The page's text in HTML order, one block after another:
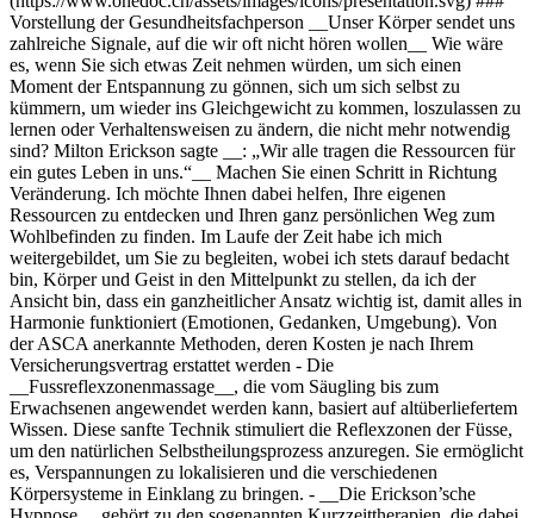
Vorstellung der Gesundheitsfachperson __Unser Körper sendet uns
zahlreiche Signale, auf die wir oft nicht hören wollen__ Wie wäre
es, wenn Sie sich etwas Zeit nehmen würden, um sich einen
Moment der Entspannung zu gönnen, sich um sich selbst zu
kümmern, um wieder ins Gleichgewicht zu kommen, loszulassen zu
lernen oder Verhaltensweisen zu ändern, die nicht mehr notwendig
sind? Milton Erickson sagte __: „Wir alle tragen die Ressourcen für
ein gutes Leben in uns.“__ Machen Sie einen Schritt in Richtung
Veränderung. Ich möchte Ihnen dabei helfen, Ihre eigenen
Ressourcen zu entdecken und Ihren ganz persönlichen Weg zum
Wohlbefinden zu finden. Im Laufe der Zeit habe ich mich
weitergebildet, um Sie zu begleiten, wobei ich stets darauf bedacht
bin, Körper und Geist in den Mittelpunkt zu stellen, da ich der
Ansicht bin, dass ein ganzheitlicher Ansatz wichtig ist, damit alles in
Harmonie funktioniert (Emotionen, Gedanken, Umgebung). Von
der ASCA anerkannte Methoden, deren Kosten je nach Ihrem
Versicherungsvertrag erstattet werden - Die
__Fussreflexzonenmassage__, die vom Säugling bis zum
Erwachsenen angewendet werden kann, basiert auf altüberliefertem
Wissen. Diese sanfte Technik stimuliert die Reflexzonen der Füsse,
um den natürlichen Selbstheilungsprozess anzuregen. Sie ermöglicht
es, Verspannungen zu lokalisieren und die verschiedenen
Körpersysteme in Einklang zu bringen. - __Die Erickson’sche